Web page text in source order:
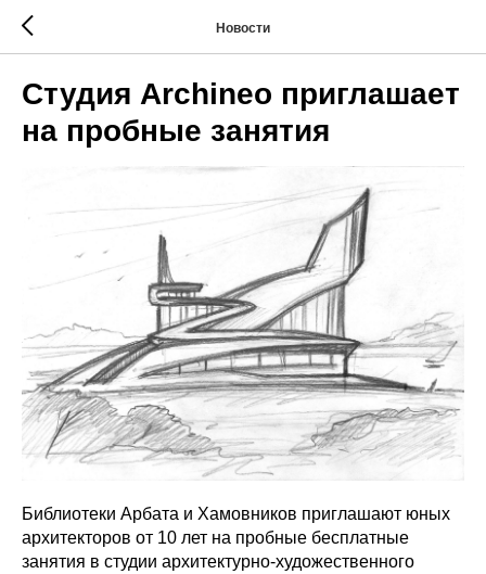
Новости
Студия Archineo приглашает
на пробные занятия
Библиотеки Арбата и Хамовников приглашают юных
архитекторов от 10 лет на пробные бесплатные
занятия в студии архитектурно-художественного